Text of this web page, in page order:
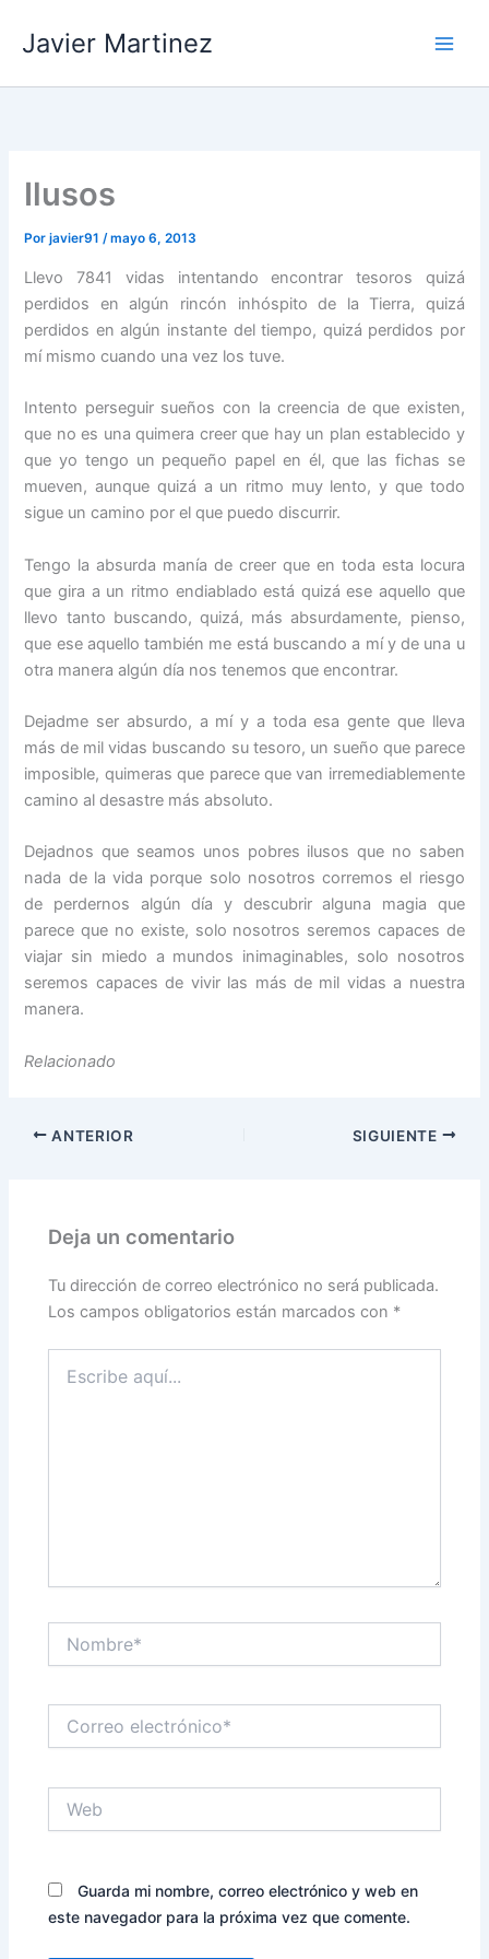
Javier Martinez
Ilusos
Porjavier91/mayo 6, 2013
Llevo 7841 vidas intentando encontrar tesoros quizá
perdidos en algún rincón inhóspito de la Tierra, quizá
perdidos en algún instante del tiempo, quizá perdidos por
mí mismo cuando una vez los tuve.
Intento perseguir sueños con la creencia de que existen,
que no es una quimera creer que hay un plan establecido y
que yo tengo un pequeño papel en él, que las fichas se
mueven, aunque quizá a un ritmo muy lento, y que todo
sigue un camino por el que puedo discurrir.
Tengo la absurda manía de creer que en toda esta locura
que gira a un ritmo endiablado está quizá ese aquello que
llevo tanto buscando, quizá, más absurdamente, pienso,
que ese aquello también me está buscando a mí y de una u
otra manera algún día nos tenemos que encontrar.
Dejadme ser absurdo, a mí y a toda esa gente que lleva
más de mil vidas buscando su tesoro, un sueño que parece
imposible, quimeras que parece que van irremediablemente
camino al desastre más absoluto.
Dejadnos que seamos unos pobres ilusos que no saben
nada de la vida porque solo nosotros corremos el riesgo
de perdernos algún día y descubrir alguna magia que
parece que no existe, solo nosotros seremos capaces de
viajar sin miedo a mundos inimaginables, solo nosotros
seremos capaces de vivir las más de mil vidas a nuestra
manera.
Relacionado
ANTERIOR SIGUIENTE
Deja un comentario
Tu dirección de correo electrónico no será publicada.
Los campos obligatorios están marcados con *
aquí...
electrónico*
Guarda mi nombre, correo electrónico y web en
este navegador para la próxima vez que comente.